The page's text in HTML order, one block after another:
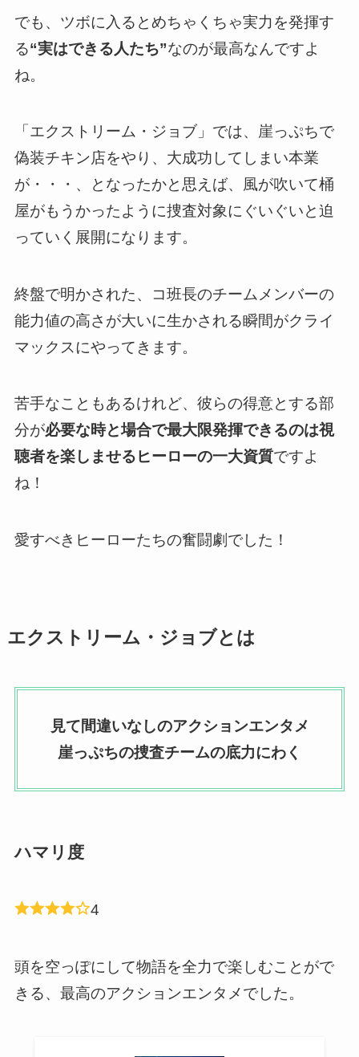
でも、 ツボに入るとめちゃくちゃ実力を発揮す
る“実はできる人たち”なのが最高なんですよ
ね。
「エクストリーム・ジョブ」では、崖っぷちで
偽装チキン店をやり、大成功してしまい本業
が・・・、となったかと思えば、 風が吹いて桶
屋がもうかったように捜査対象にぐいぐいと迫
っていく展開になります。
終盤で明かされた、 コ班長のチーム メンバーの
能力値の高さが大いに生かされる瞬間がクライ
マックスにやってきます。
苦手なこともあるけれど、彼らの得意とする部
分が必要な時と場合で最大限発揮できるのは視
聴者を楽しませるヒーローの一大資質ですよ
ね！
愛すべきヒーローたちの奮闘劇でした！
エクストリーム・ジョブとは
見て間違いなしのアクションエンタメ
崖っぷちの捜査チームの底力にわく
ハマリ度
4
頭を空っぽにして物語を全力で楽しむことがで
きる、最高のアクションエンタメでした。